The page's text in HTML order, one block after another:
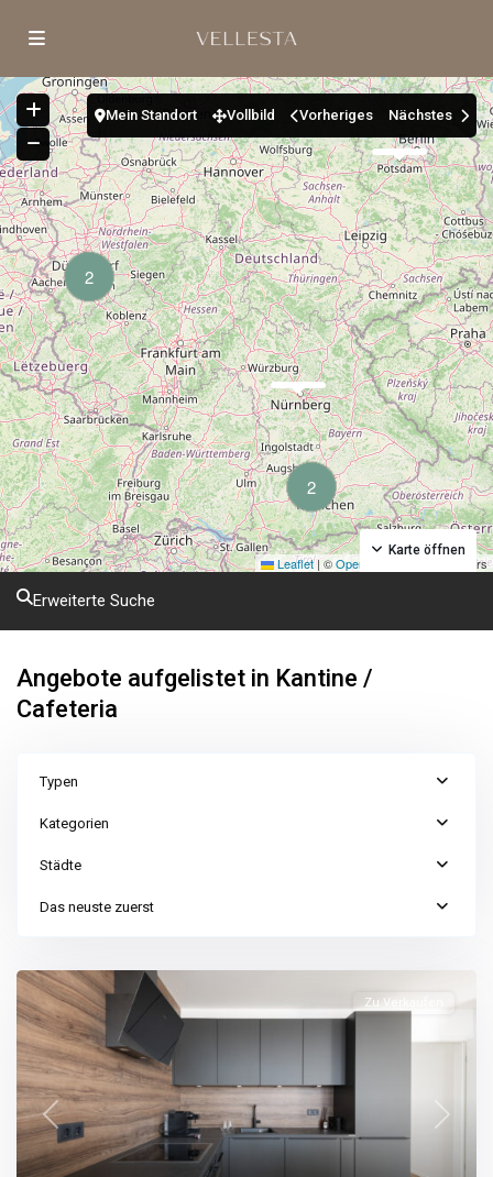
2
2
Leaflet|©OpenStreetMap contributors
Karte öffnen
Mein Standort Vollbild Vorheriges Nächstes
Erweiterte Suche
Angebote aufgelistet in Kantine /
Cafeteria
Typen
Kategorien
Städte
Das neuste zuerst
Previous Next
Zu Verkaufen